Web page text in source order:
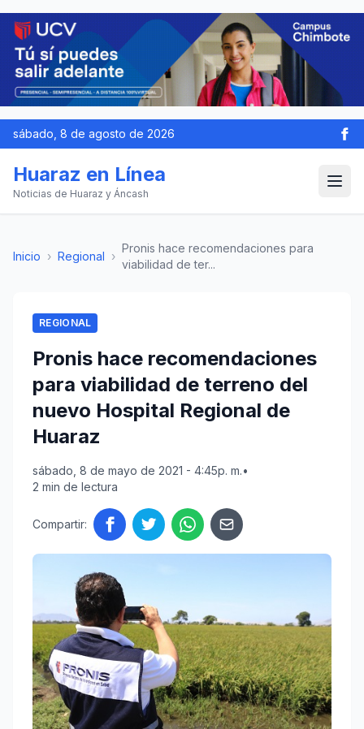
sábado, 8 de agosto de 2026
Huaraz en Línea
Noticias de Huaraz y Áncash
Inicio › Regional ›
Pronis hace recomendaciones para
viabilidad de ter...
REGIONAL
Pronis hace recomendaciones
para viabilidad de terreno del
nuevo Hospital Regional de
Huaraz
sábado, 8 de mayo de 2021 - 4:45p. m.•
2 min de lectura
Compartir: